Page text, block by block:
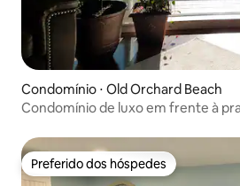
Condomínio ⋅ Old Orchard Beach
Condomínio de luxo em frente à
Preferido dos hóspedes
Preferido dos hóspedes